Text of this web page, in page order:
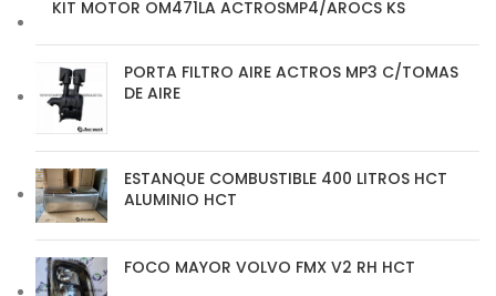
KIT MOTOR OM471LA ACTROSMP4/AROCS KS
PORTA FILTRO AIRE ACTROS MP3 C/TOMAS
DE AIRE
ESTANQUE COMBUSTIBLE 400 LITROS HCT
ALUMINIO HCT
FOCO MAYOR VOLVO FMX V2 RH HCT